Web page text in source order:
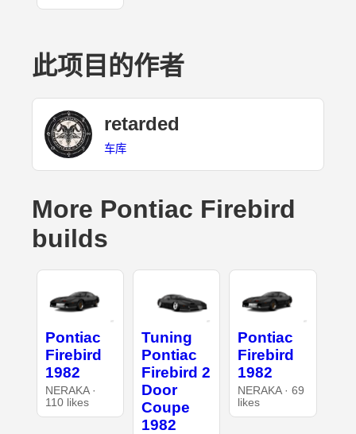
此项目的作者
retarded
车库
More Pontiac Firebird
builds
Pontiac
Firebird
1982
NERAKA ·
110 likes
Tuning
Pontiac
Firebird 2
Door
Coupe
1982
Pontiac
Firebird
1982
NERAKA · 69
likes